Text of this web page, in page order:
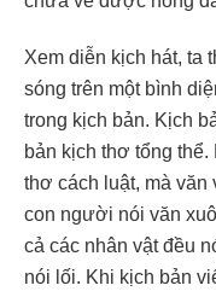
Xem diễn kịch hát, ta
sóng trên một bình
trong kịch bản. Kịch
bản kịch thơ tổng
thơ cách luật, mà văn
con người nói văn
cả các nhân vật đều
nói lối. Khi kịch bản